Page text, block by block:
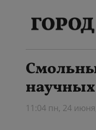
11:04 пн, 24